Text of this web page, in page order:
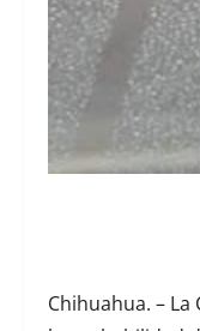
Chihuahua. –